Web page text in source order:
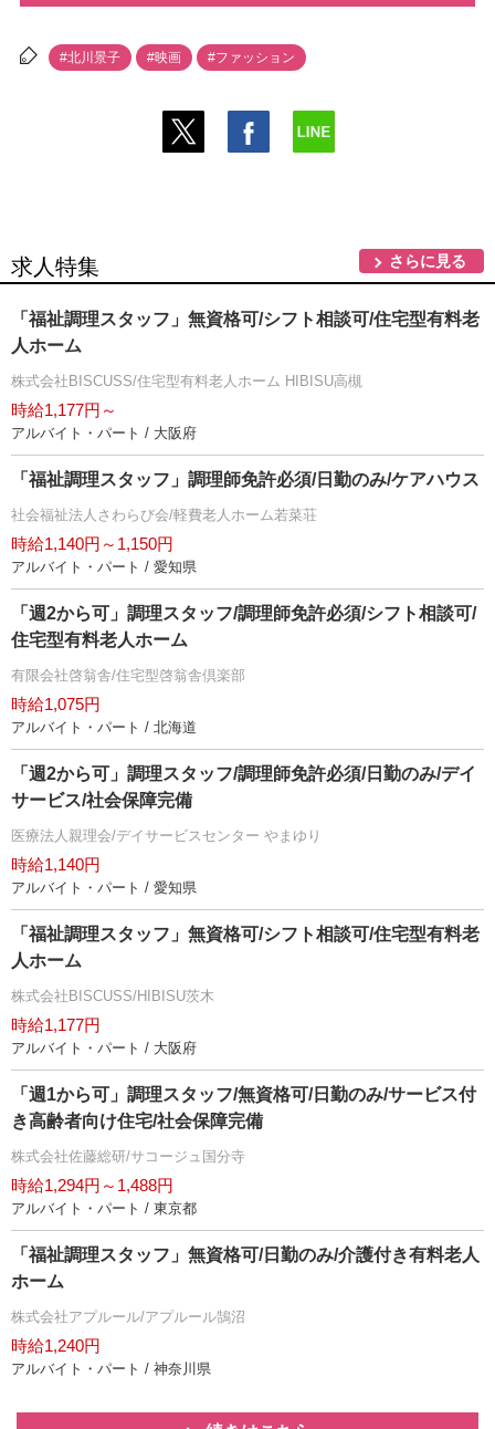
#北川景子 #映画 #ファッション
求人特集 さらに見る
「福祉調理スタッフ」無資格可/シフト相談可/住宅型有料老
人ホーム
株式会社BISCUSS/住宅型有料老人ホーム HIBISU高槻
時給1,177円～
アルバイト・パート / 大阪府
「福祉調理スタッフ」調理師免許必須/日勤のみ/ケアハウス
社会福祉法人さわらび会/軽費老人ホーム若菜荘
時給1,140円～1,150円
アルバイト・パート / 愛知県
「週2から可」調理スタッフ/調理師免許必須/シフト相談可/
住宅型有料老人ホーム
有限会社啓翁舎/住宅型啓翁舎倶楽部
時給1,075円
アルバイト・パート / 北海道
「週2から可」調理スタッフ/調理師免許必須/日勤のみ/デイ
サービス/社会保障完備
医療法人親理会/デイサービスセンター やまゆり
時給1,140円
アルバイト・パート / 愛知県
「福祉調理スタッフ」無資格可/シフト相談可/住宅型有料老
人ホーム
株式会社BISCUSS/HIBISU茨木
時給1,177円
アルバイト・パート / 大阪府
「週1から可」調理スタッフ/無資格可/日勤のみ/サービス付
き高齢者向け住宅/社会保障完備
株式会社佐藤総研/サコージュ国分寺
時給1,294円～1,488円
アルバイト・パート / 東京都
「福祉調理スタッフ」無資格可/日勤のみ/介護付き有料老人
ホーム
株式会社アプルール/アプルール鵠沼
時給1,240円
アルバイト・パート / 神奈川県